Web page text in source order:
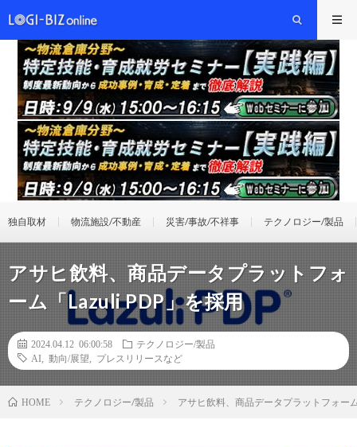
独自取材 物流施設/不動産 災害/事故/不祥事 テクノロジー/製品
アサヒ飲料、商品データプラットフォ
ーム「Lazuli PDP」を採用
2024.04.12 06:00:58
テクノロジー/製品
AI
動向/展望 プレスリリースなど
HOME テクノロジー/製品 アサヒ飲料、商品データプラットフォー